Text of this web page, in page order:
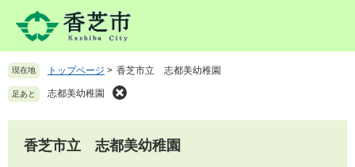
先
頭
す
を
飛
し
現在地 トップページ > 香芝市立 志都美幼稚園
足あと 志都美幼稚園
香芝市立 志都美幼稚園